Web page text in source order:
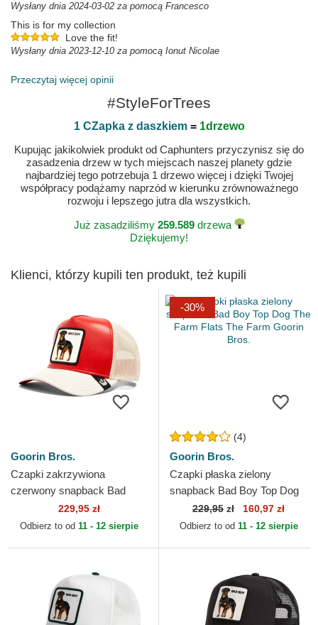
Wysłany dnia 2024-03-02 za pomocą Francesco
This is for my collection
Love the fit!
Wysłany dnia 2023-12-10 za pomocą Ionut Nicolae
Przeczytaj więcej opinii
#StyleForTrees
1 CZapka z daszkiem= 1drzewo
Kupując jakikolwiek produkt od Caphunters przyczynisz się do
zasadzenia drzew w tych miejscach naszej planety gdzie
najbardziej tego potrzebuja 1 drzewo więcej i dzięki Twojej
współpracy podążamy naprzód w kierunku zrównoważnego
rozwoju i lepszego jutra dla wszystkich.
Już zasadziliśmy 259.589drzewa
Dziękujemy!
Klienci, którzy kupili ten produkt, też kupili
Goorin Bros.
Czapki zakrzywiona
czerwony snapback Bad
Shleather Boy The Farm
Goorin Bros.
229,95 zł
Odbierz to od 11 - 12 sierpie
-30%
(4)
Goorin Bros.
Czapki płaska zielony
snapback Bad Boy Top Dog
The Farm Flats The Farm
Goorin Bros.
229,95 zł 160,97 zł
Odbierz to od 11 - 12 sierpie